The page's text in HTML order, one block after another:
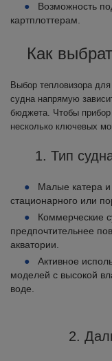
Возможность
картплоттерам.
Как
Выбор тепловизора
судна напрямую
бюджета. Чтобы
несколько ключевых
1. Тип
Малые катера и
стационарного или
Коммерческие
предпочтительнее
акватории.
Активное
моделей с высокой
воде.
2.